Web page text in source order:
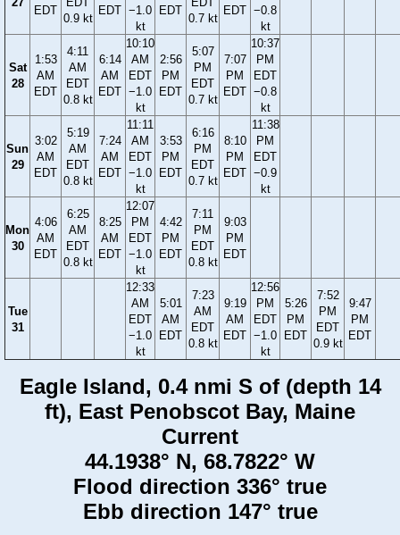
EDT
0.9 kt
EDT −1.0
kt
EDT
0.7 kt
EDT −0.8
kt
Sat
28
1:53
AM
EDT
4:11
AM
EDT
0.8 kt
6:14
AM
EDT
10:10
AM
EDT
−1.0
kt
2:56
PM
EDT
5:07
PM
EDT
0.7 kt
7:07
PM
EDT
10:37
PM
EDT
−0.8
kt
Sun
29
3:02
AM
EDT
5:19
AM
EDT
0.8 kt
7:24
AM
EDT
11:11
AM
EDT
−1.0
kt
3:53
PM
EDT
6:16
PM
EDT
0.7 kt
8:10
PM
EDT
11:38
PM
EDT
−0.9
kt
Mon
30
4:06
AM
EDT
6:25
AM
EDT
0.8 kt
8:25
AM
EDT
12:07
PM
EDT
−1.0
kt
4:42
PM
EDT
7:11
PM
EDT
0.8 kt
9:03
PM
EDT
Tue
31
12:33
AM
EDT
−1.0
kt
5:01
AM
EDT
7:23
AM
EDT
0.8 kt
9:19
AM
EDT
12:56
PM
EDT
−1.0
kt
5:26
PM
EDT
7:52
PM
EDT
0.9 kt
9:47
PM
EDT
Eagle Island, 0.4 nmi S of (depth 14
ft), East Penobscot Bay, Maine
Current
44.1938° N, 68.7822° W
Flood direction 336° true
Ebb direction 147° true